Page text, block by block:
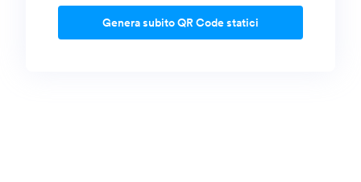
Genera subito QR Code statici